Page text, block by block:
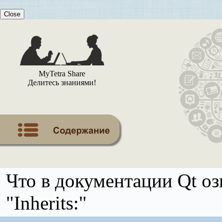
Close
MyTetra Share
Делитесь знаниями!
Что в документации Qt
"Inherits:"